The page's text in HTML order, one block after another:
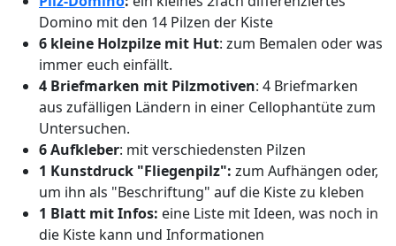
Domino mit den 14 Pilzen der Kiste
6 kleine Holzpilze mit Hut: zum Bemalen oder was
immer euch einfällt.
4 Briefmarken mit Pilzmotiven: 4 Briefmarken
aus zufälligen Ländern in einer Cellophantüte zum
Untersuchen.
6 Aufkleber: mit verschiedensten Pilzen
1 Kunstdruck "Fliegenpilz": zum Aufhängen oder,
um ihn als "Beschriftung" auf die Kiste zu kleben
1 Blatt mit Infos: eine Liste mit Ideen, was noch in
die Kiste kann und Informationen